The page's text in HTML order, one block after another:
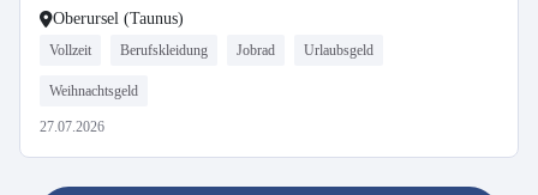
Oberursel (Taunus)
Vollzeit Berufskleidung Jobrad Urlaubsgeld
Weihnachtsgeld
27.07.2026